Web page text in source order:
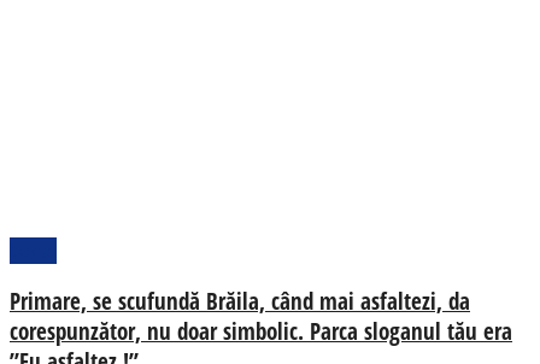
Primare, se scufundă Brăila, când mai asfaltezi, da
corespunzător, nu doar simbolic. Parca sloganul tău era